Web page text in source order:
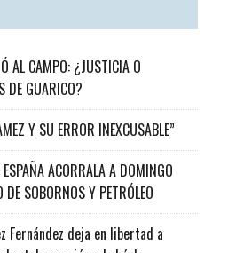
AL CAMPO: ¿JUSTICIA O
DE GUARICO?
Y SU ERROR INEXCUSABLE”
ACORRALA A DOMINGO
SOBORNOS Y PETRÓLEO
Fernández deja en libertad a